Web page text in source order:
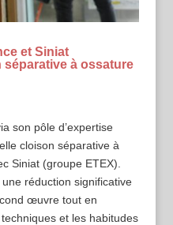
et Siniat
à ossature
son pôle d’expertise
cloison séparative à
Siniat (groupe ETEX).
réduction significative
œuvre tout en
et les habitudes